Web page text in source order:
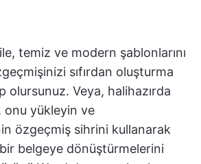
temiz ve modern şablonlarını
sıfırdan oluşturma
olursunuz. Veya, halihazırda
onu yükleyin ve
özgeçmiş sihrini kullanarak
belgeye dönüştürmelerini